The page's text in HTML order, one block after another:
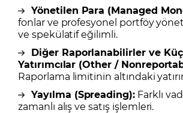
Yönetilen Para (Managed
fonlar ve profesyonel portföy
ve spekülatif eğilimli.
Diğer Raporlanabilirler ve
Yatırımcılar (Other /
Raporlama limitinin altındaki
Yayılma (Spreading): Farklı
zamanlı alış ve satış işlemleri.